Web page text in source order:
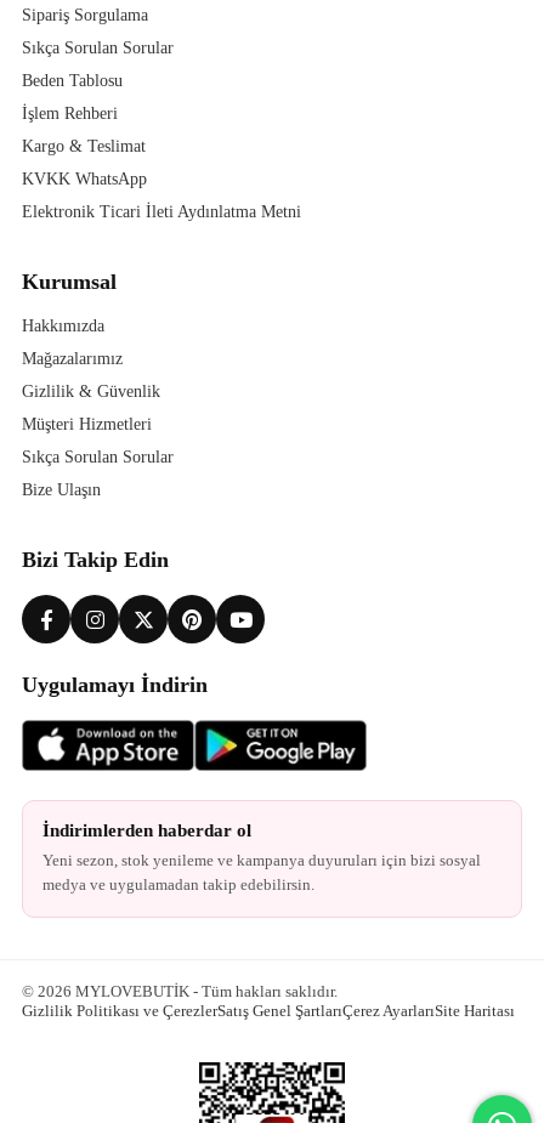
Sipariş Sorgulama
Sıkça Sorulan Sorular
Beden Tablosu
İşlem Rehberi
Kargo & Teslimat
KVKK WhatsApp
Elektronik Ticari İleti Aydınlatma Metni
Kurumsal
Hakkımızda
Mağazalarımız
Gizlilik & Güvenlik
Müşteri Hizmetleri
Sıkça Sorulan Sorular
Bize Ulaşın
Bizi Takip Edin
Uygulamayı İndirin
İndirimlerden haberdar ol
Yeni sezon, stok yenileme ve kampanya duyuruları için bizi sosyal
medya ve uygulamadan takip edebilirsin.
© 2026 MYLOVEBUTİK - Tüm hakları saklıdır.
Gizlilik Politikası ve ÇerezlerSatış Genel ŞartlarıÇerez AyarlarıSite Haritası